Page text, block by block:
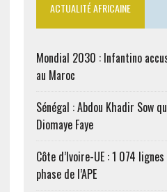
ACTUALITÉ AFRICAINE
Mondial 2030 : Infantino
au Maroc
Sénégal : Abdou Khadir Sow
Diomaye Faye
Côte d’Ivoire-UE : 1 074
phase de l’APE